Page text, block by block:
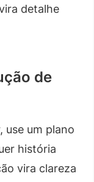
detalhe
de
use um plano
história
vira clareza